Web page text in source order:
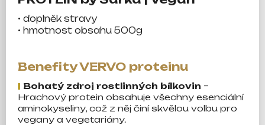
• doplněk stravy
• hmotnost obsahu 500g
Benefity VERVO proteinu
| Bohatý zdroj rostlinných bílkovin –
Hrachový protein obsahuje všechny esenciální
aminokyseliny, což z něj činí skvělou volbu pro
vegany a vegetariány.